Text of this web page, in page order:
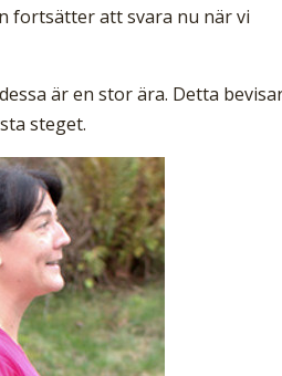
fortsätter att svara nu när vi
är en stor ära. Detta
steget.